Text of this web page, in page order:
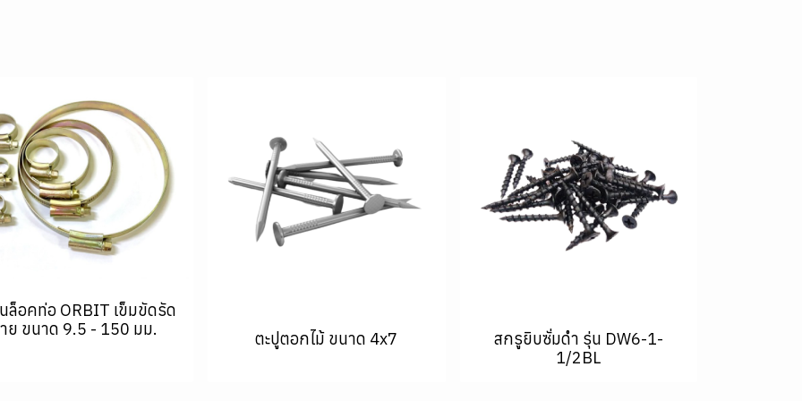
ล็อคท่อ ORBIT เข็มขัดรัด
ย ขนาด 9.5 - 150 มม.
ตะปูตอกไม้ ขนาด 4x7
สกรูยิบซั่มดำ รุ่น DW6-1-
1/2BL